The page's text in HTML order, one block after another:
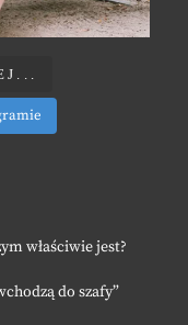
właściwie jest?
do szafy”